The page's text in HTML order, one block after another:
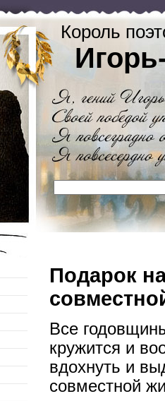
Король
Подарок
Все
кружится и
вдохнуть и
совместной